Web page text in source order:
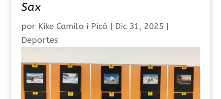
Sax
por Kike Camilo i Picó | Dic 31, 2025 |
Deportes